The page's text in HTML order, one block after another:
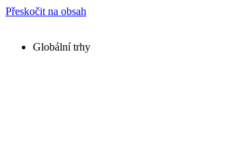
Přeskočit na obsah
Globální trhy